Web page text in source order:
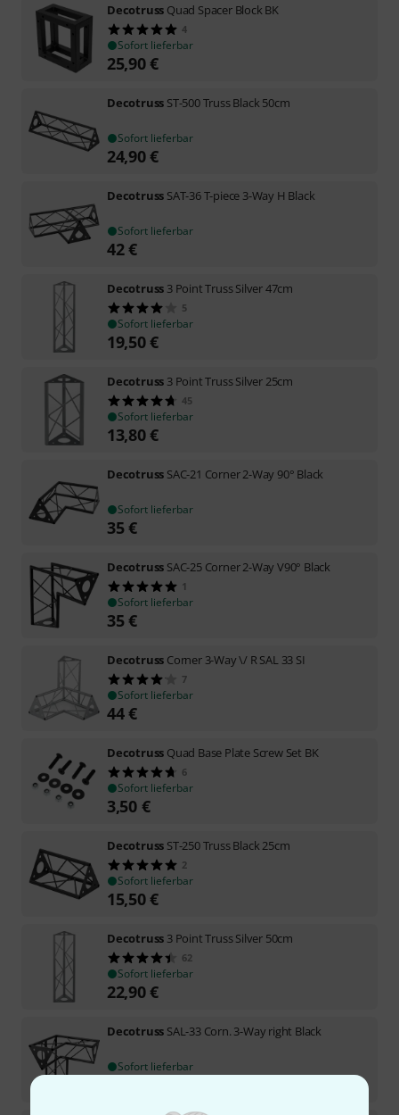
Decotruss Quad Spacer Block BK
4
Sofort lieferbar
25,90€
Decotruss ST-500 Truss Black 50cm
Sofort lieferbar
24,90€
Decotruss SAT-36 T-piece 3-Way H Black
Sofort lieferbar
42€
Decotruss 3 Point Truss Silver 47cm
5
Sofort lieferbar
19,50€
Decotruss 3 Point Truss Silver 25cm
45
Sofort lieferbar
13,80€
Decotruss SAC-21 Corner 2-Way 90° Black
Sofort lieferbar
35€
Decotruss SAC-25 Corner 2-Way V90° Black
1
Sofort lieferbar
35€
Decotruss Corner 3-Way \/ R SAL 33 SI
7
Sofort lieferbar
44€
Decotruss Quad Base Plate Screw Set BK
6
Sofort lieferbar
3,50 €
Decotruss ST-250 Truss Black 25cm
2
Sofort lieferbar
15,50€
Decotruss 3 Point Truss Silver 50cm
62
Sofort lieferbar
22,90€
Decotruss SAL-33 Corn. 3-Way right Black
Sofort lieferbar